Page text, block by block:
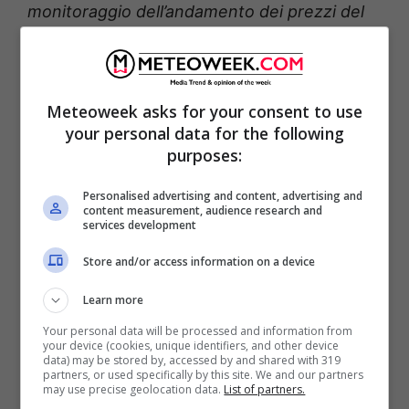
monitoraggio dell’andamento dei prezzi del
dell’intera filiera di distribuzione
La misura prevede accisa a «zero euro per
Meteoweek asks for your consent to use
your personal data for the following
purposes:
Personalised advertising and content, advertising and
content measurement, audience research and
services development
Store and/or access information on a device
Learn more
Your personal data will be processed and information from
your device (cookies, unique identifiers, and other device
data) may be stored by, accessed by and shared with 319
partners, or used specifically by this site. We and our partners
may use precise geolocation data. List of partners.